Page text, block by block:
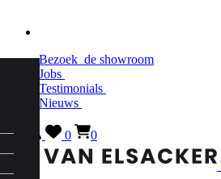
Bezoek de showroom
Jobs
Testimonials
Nieuws
0 0